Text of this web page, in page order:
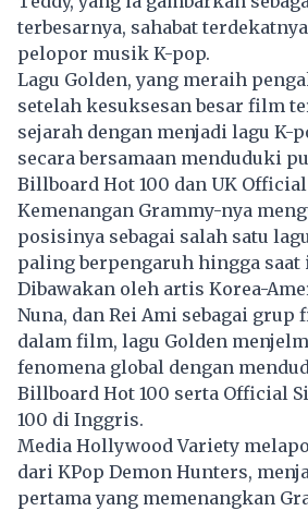
terbesarnya, sahabat
pelopor musik K-pop.
Lagu Golden, yang meraih
setelah kesuksesan besar film
sejarah dengan menjadi lagu K-
secara bersamaan menduduki
Billboard Hot 100 dan UK
Kemenangan Grammy-nya
posisinya sebagai salah satu
paling berpengaruh hingga saat
Dibawakan oleh artis Korea-
Nuna, dan Rei Ami sebagai
dalam film, lagu Golden
fenomena global dengan
Billboard Hot 100 serta Official
100 di Inggris.
Media Hollywood Variety
dari KPop Demon Hunters,
pertama yang memenangkan